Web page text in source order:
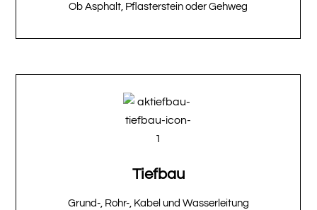
Ob Asphalt, Pflasterstein oder Gehweg
Tiefbau
Grund-, Rohr-, Kabel und Wasserleitung